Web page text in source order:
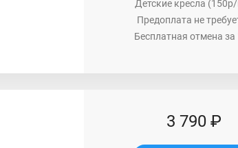
Детские кресла
Предоплата не
Бесплатная отмена за
3 790 ₽